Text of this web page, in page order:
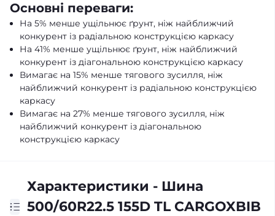
Основні переваги:
На 5% менше ущільнює ґрунт, ніж найближчий
конкурент із радіальною конструкцією каркасу
На 41% менше ущільнює ґрунт, ніж найближчий
конкурент із діагональною конструкцією каркасу
Вимагає на 15% менше тягового зусилля, ніж
найближчий конкурент із радіальною конструкцією
каркасу
Вимагає на 27% менше тягового зусилля, ніж
найближчий конкурент із діагональною
конструкцією каркасу
Характеристики - Шина
500/60R22.5 155D TL CARGOXBIB